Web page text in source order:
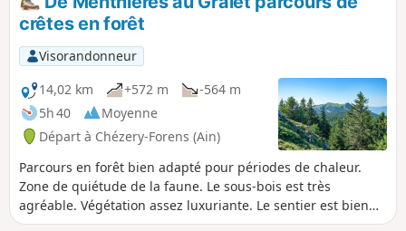
Velue" et le "Chalet du Sac", qui offrent des
vues panoramiques sur Valserhône, le
plateau de Retord et les Alpes. Les chiens,
même tenus en laisse, sont interdits dans
cet espace situé en Réserve Naturelle.
crêtes en forêt
Visorandonneur
14,02 km
+572 m
-564 m
5h 40
Moyenne
Départ à Chézery-Forens (Ain)
Parcours en forêt bien adapté pour périodes de chaleur.
Zone de quiétude de la faune. Le sous-bois est très
agréable. Végétation assez luxuriante. Le sentier est bien
tracé. Mais les points de vue sur la vallée sont peu